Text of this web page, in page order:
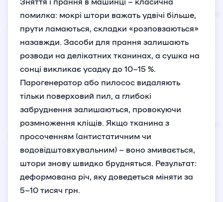
помилка: мокрі штори важать удвічі більше,
прути ламаються, складки «розповзаються»
назавжди. Засоби для прання залишають
розводи на делікатних тканинах, а сушка на
сонці викликає усадку до 10–15 %.
Парогенератор або пилосос видаляють
тільки поверховий пил, а глибокі
забруднення залишаються, провокуючи
розмноження кліщів. Якщо тканина з
просоченням (антистатичним чи
водовідштовхувальним) – воно змивається,
штори знову швидко брудняться. Результат:
деформована річ, яку доведеться міняти за
5–10 тисяч грн.